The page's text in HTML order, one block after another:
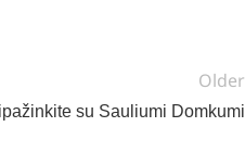
Older
su Sauliumi Domkumi